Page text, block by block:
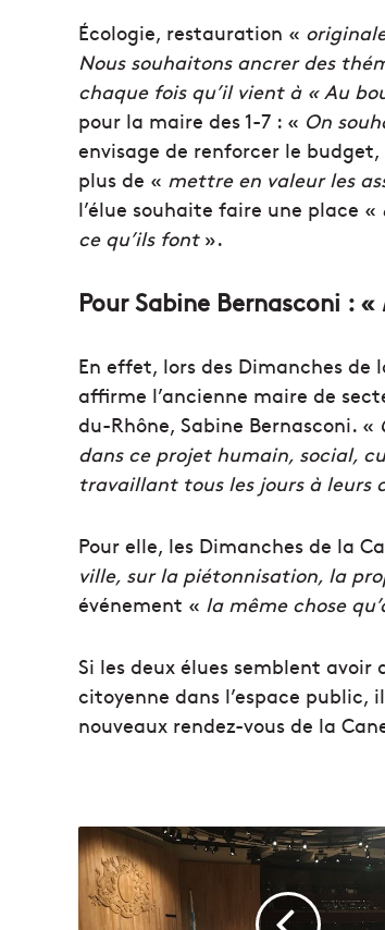
Écologie, restauration «
Nous souhaitons ancrer des
chaque fois qu’il vient à « Au
pour la maire des 1-7 : « On
envisage de renforcer le
plus de « mettre en valeur les
l’élue souhaite faire une place «
ce qu’ils font».
Pour Sabine Bernasconi : «
En effet, lors des Dimanches de
affirme l’ancienne maire de
du-Rhône, Sabine Bernasconi. «
dans ce projet humain, social,
travaillant tous les jours à leurs
Pour elle, les Dimanches de la
ville, sur la piétonnisation, la
événement « la même chose
Si les deux élues semblent
citoyenne dans l’espace public,
nouveaux rendez-vous de la
M
a